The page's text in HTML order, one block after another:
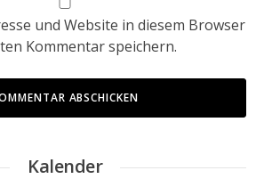
und Website in diesem Browser
Kommentar speichern.
Kalender